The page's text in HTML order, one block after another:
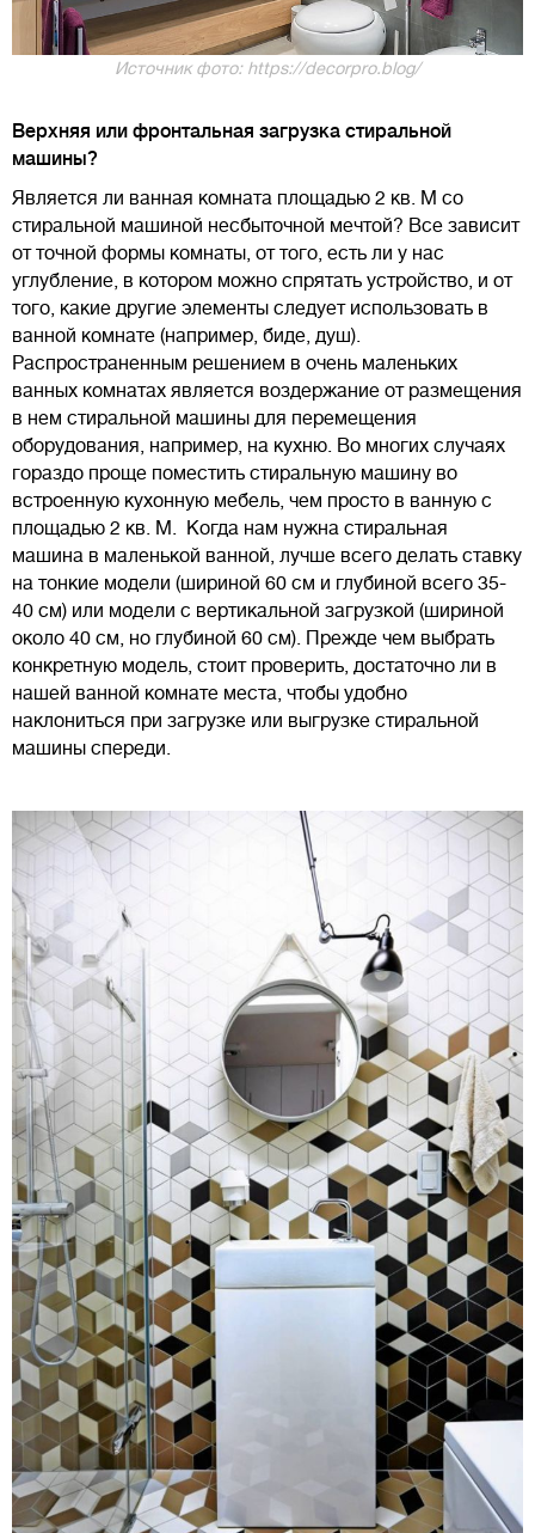
Источник фото: https://decorpro.blog/
Верхняя или фронтальная загрузка стиральной
машины?
Является ли ванная комната площадью 2 кв. М со
стиральной машиной несбыточной мечтой? Все зависит
от точной формы комнаты, от того, есть ли у нас
углубление, в котором можно спрятать устройство, и от
того, какие другие элементы следует использовать в
ванной комнате (например, биде, душ).
Распространенным решением в очень маленьких
ванных комнатах является воздержание от размещения
в нем стиральной машины для перемещения
оборудования, например, на кухню. Во многих случаях
гораздо проще поместить стиральную машину во
встроенную кухонную мебель, чем просто в ванную с
площадью 2 кв. М. Когда нам нужна стиральная
машина в маленькой ванной, лучше всего делать ставку
на тонкие модели (шириной 60 см и глубиной всего 35-
40 см) или модели с вертикальной загрузкой (шириной
около 40 см, но глубиной 60 см). Прежде чем выбрать
конкретную модель, стоит проверить, достаточно ли в
нашей ванной комнате места, чтобы удобно
наклониться при загрузке или выгрузке стиральной
машины спереди.